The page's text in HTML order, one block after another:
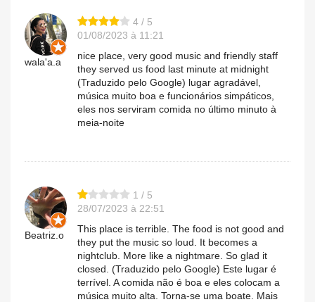
wala'a.a
4 / 5
01/08/2023 à 11:21
nice place, very good music and friendly staff
they served us food last minute at midnight
(Traduzido pelo Google) lugar agradável,
música muito boa e funcionários simpáticos,
eles nos serviram comida no último minuto à
meia-noite
Beatriz.o
1 / 5
28/07/2023 à 22:51
This place is terrible. The food is not good and
they put the music so loud. It becomes a
nightclub. More like a nightmare. So glad it
closed. (Traduzido pelo Google) Este lugar é
terrível. A comida não é boa e eles colocam a
música muito alta. Torna-se uma boate. Mais